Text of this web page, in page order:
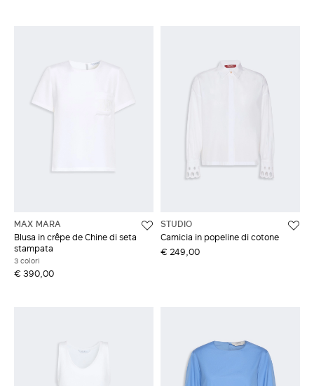
MAX MARA
Blusa in crêpe de Chine di seta
stampata
3 colori
€ 390,00
STUDIO
Camicia in popeline di cotone
€ 249,00